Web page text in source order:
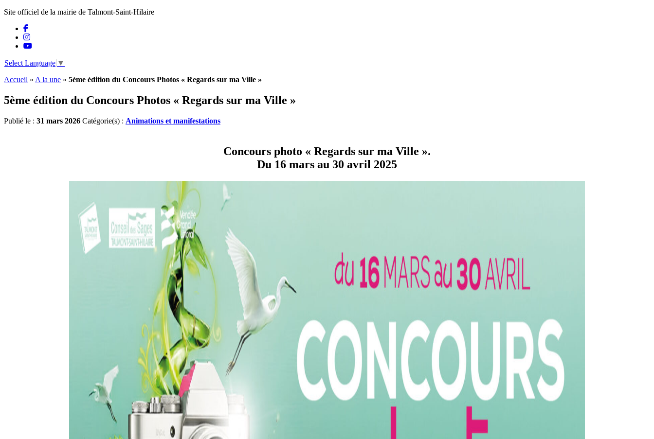
Site officiel de la mairie de Talmont-Saint-Hilaire
Select Language ▼
Accueil » A la une » 5ème édition du Concours Photos « Regards sur ma Ville »
5ème édition du Concours Photos « Regards sur ma Ville »
Publié le : 31 mars 2026 Catégorie(s) : Animations et manifestations
Concours photo « Regards sur ma Ville ».
Du 16 mars au 30 avril 2025